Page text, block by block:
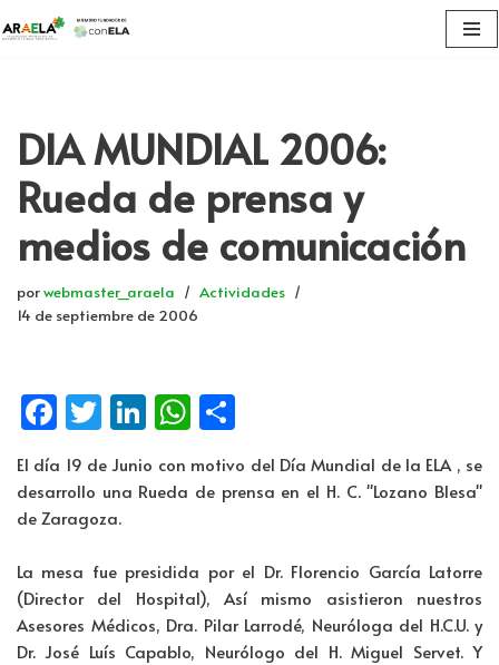
DIA MUNDIAL 2006:
Rueda de prensa y
medios de comunicación
porwebmaster_araela
Actividades
14 de septiembre de 2006
Fa
ce
b
o
k
T
wi
tt
er
Li
k
dI
n
W
at
p
p
m
ar
tir
El día 19 de Junio con motivo del Día Mundial de la ELA , se
desarrollo una Rueda de prensa en el H. C. "Lozano Blesa"
de Zaragoza.
La mesa fue presidida por el Dr. Florencio García Latorre
(Director del Hospital), Así mismo asistieron nuestros
Asesores Médicos, Dra. Pilar Larrodé, Neuróloga del H.C.U. y
Dr. José Luís Capablo, Neurólogo del H. Miguel Servet. Y